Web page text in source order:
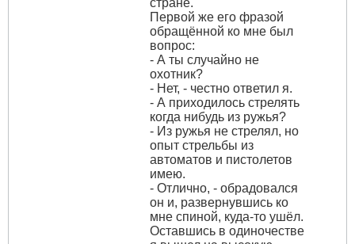
Первой же его фразой
обращённой ко мне был
вопрос:
- А ты случайно не
охотник?
- Нет, - честно ответил я.
- А приходилось стрелять
когда нибудь из ружья?
- Из ружья не стрелял, но
опыт стрельбы из
автоматов и пистолетов
имею.
- Отлично, - обрадовался
он и, развернувшись ко
мне спиной, куда-то ушёл.
Оставшись в одиночестве